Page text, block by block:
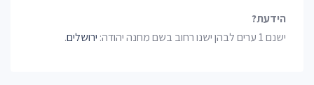
הידעת?
ישנם 1 ערים לבהן ישנו רחוב בשם מחנה יהודה:
ירושלים.